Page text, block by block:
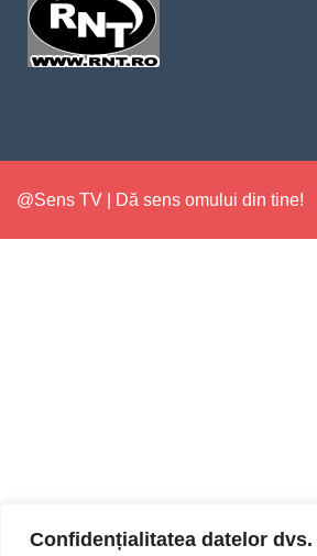
Confidențialitatea datelor dvs.
@Sens TV | Dă sens omului din tine!